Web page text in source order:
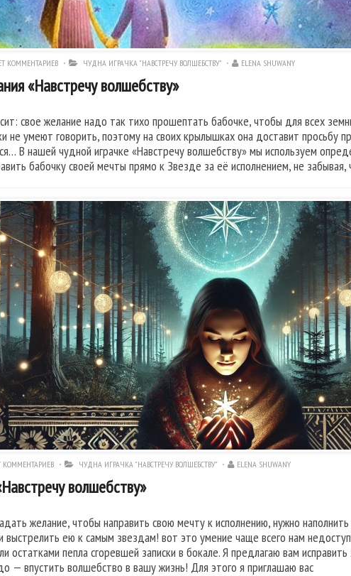
КОММЕНТАРИЕВ ЧУДНА ИГРАЧКА "НАВСТРЕЧУ ВОЛШЕБСТВУ" ELENA SHUWANY
«Навстречу волшебству»
свое желание надо так тихо прошептать бабочке, чтобы для всех
не умеют говорить, поэтому на своих крылышках она доставит просьбу
В нашей чудной играчке «Навстречу волшебству» мы используем
бабочку своей мечты прямо к Звезде за её исполнением, не
КОММЕНТАРИЕВ ЧУДНА ИГРАЧКА "НАВСТРЕЧУ ВОЛШЕБСТВУ" ELENA SHUWANY
волшебству»
желание, чтобы направить свою мечту к исполнению, нужно
выстрелить ею к самым звездам! вот это умение чаще всего нам
остатками пепла сгоревшей записки в бокале. Я предлагаю вам
— впустить волшебство в вашу жизнь! Для этого я приглашаю вас